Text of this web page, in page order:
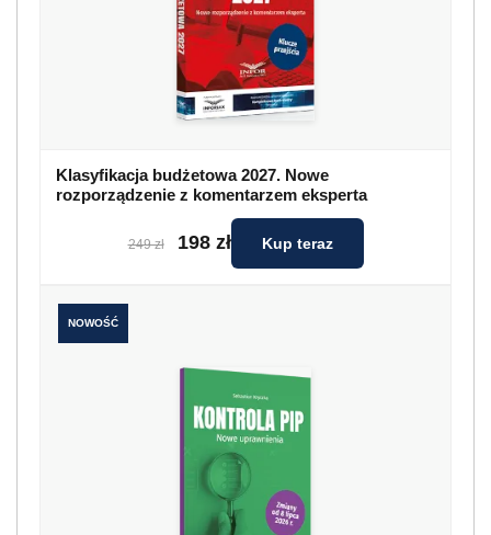
Klasyfikacja budżetowa 2027. Nowe
rozporządzenie z komentarzem eksperta
249 zł 198 zł Kup teraz
NOWOŚĆ